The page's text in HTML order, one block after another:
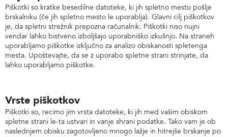
Piškotki so kratke besedilne datoteke, ki jih spletno mesto pošlje
brskalniku (če jih spletno mesto le uporablja). Glavni cilj piškotkov
je, da spletni strežnik prepozna računalnik. Piškotki niso nujni
vendar lahko bistveno izboljšajo uporabniško izkušnjo. Na straneh
uporabljamo piškotke izključno za analizo obiskanosti spletenga
mesta. Upoštevajte, da se z uporabo spletne strani strinjate, da
lahko uporabljamo piškotke.
Vrste piškotkov
Piškotki so, recimo jim vrsta datoteke, ki jih med vašim obiskom
spletne strani le-ta ustvari in vanje shrani podatke. Tako vam je ob
naslednjem obisku zagotovljeno mnogo lažje in hitrejše brskanje po